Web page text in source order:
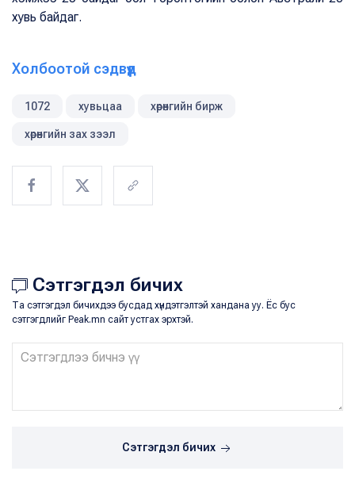
хувь байдаг.
Холбоотой сэдвүүд
1072 хувьцаа хөрөнгийн бирж
хөрөнгийн зах зээл
Сэтгэгдэл бичих
Та сэтгэгдэл бичихдээ бусдад хүндэтгэлтэй хандана уу. Ёс бус
сэтгэгдлийг Peak.mn сайт устгах эрхтэй.
Сэтгэгдэл бичих